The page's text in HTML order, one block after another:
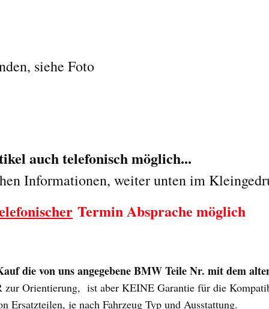
siehe Foto
auch telefonisch möglich...
Informationen, weiter unten im
Termin Absprache möglich
die von uns angegebene BMW Teile Nr. mit dem
zur Orientierung, ist aber KEINE Garantie für die
Ersatzteilen, je nach Fahrzeug Typ und Ausstattung.